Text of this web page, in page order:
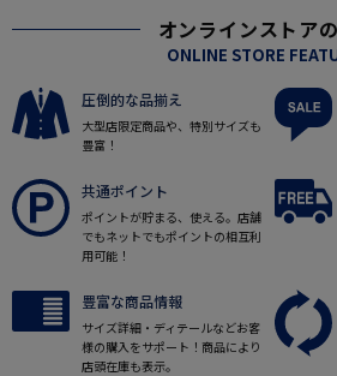
オンラインストア
ONLINE STORE
圧倒的な品揃え
大型店限定商品や、特別サイズも
豊富！
共通ポイント
ポイントが貯まる、使える。店舗
でもネットでもポイントの相互利
用可能！
豊富な商品情報
サイズ詳細・ディテールなどお客
様の購入をサポート！商品により
店頭在庫も表示。